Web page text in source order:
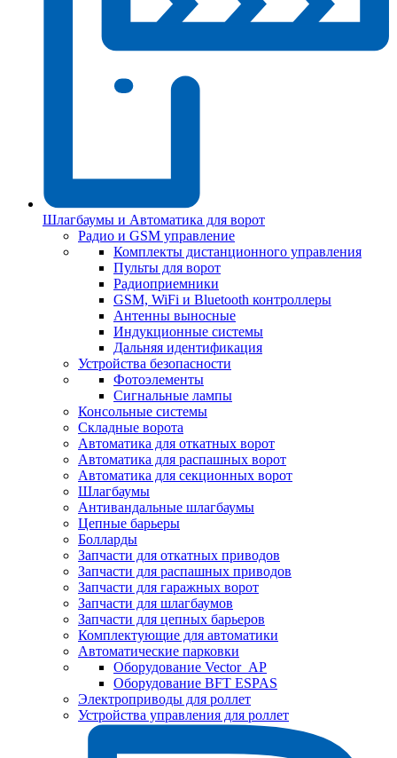
Шлагбаумы и Автоматика для ворот
Радио и GSM управление
Комплекты дистанционного управления
Пульты для ворот
Радиоприемники
GSM, WiFi и Bluetooth контроллеры
Антенны выносные
Индукционные системы
Дальняя идентификация
Устройства безопасности
Фотоэлементы
Сигнальные лампы
Консольные системы
Складные ворота
Автоматика для откатных ворот
Автоматика для распашных ворот
Автоматика для секционных ворот
Шлагбаумы
Антивандальные шлагбаумы
Цепные барьеры
Болларды
Запчасти для откатных приводов
Запчасти для распашных приводов
Запчасти для гаражных ворот
Запчасти для шлагбаумов
Запчасти для цепных барьеров
Комплектующие для автоматики
Автоматические парковки
Оборудование Vector_AP
Оборудование BFT ESPAS
Электроприводы для роллет
Устройства управления для роллет